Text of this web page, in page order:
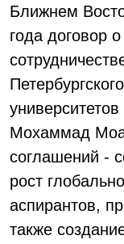
Ближнем
года договор
Мохаммад
соглашений -
рост
аспирантов,
также